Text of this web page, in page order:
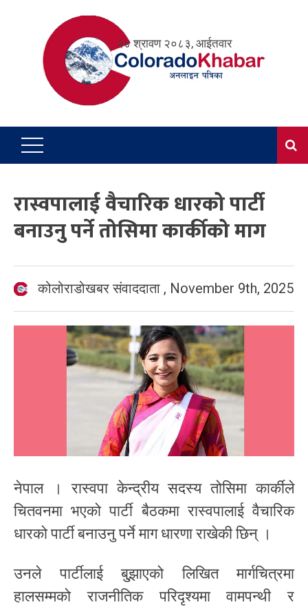
२४ श्रावण २०८३, आईतवार
रास्वपालाई वैचारिक धारको पार्टी
बनाउनु पर्ने तोसिमा कार्कीको माग
कोलोराडोखबर संवाददाता , November 9th, 2025
नेपाल । रास्वपा केन्द्रीय सदस्य तोसिमा कार्कीले
चितवनमा भएको पार्टी बैठकमा रास्वपालाई वैचारिक
धारको पार्टी बनाउनु पर्ने माग धारणा राखेकी छिन् ।
उनले पार्टीलाई बु्झाएको लिखित मार्गचित्रमा
हालसम्मको राजनीतिक परिदृश्यमा वामपन्थी र